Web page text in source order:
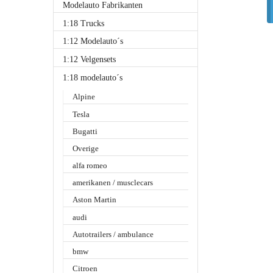
Modelauto Fabrikanten
1:18 Trucks
1:12 Modelauto´s
1:12 Velgensets
1:18 modelauto´s
Alpine
Tesla
Bugatti
Overige
alfa romeo
amerikanen / musclecars
Aston Martin
audi
Autotrailers / ambulance
bmw
Citroen